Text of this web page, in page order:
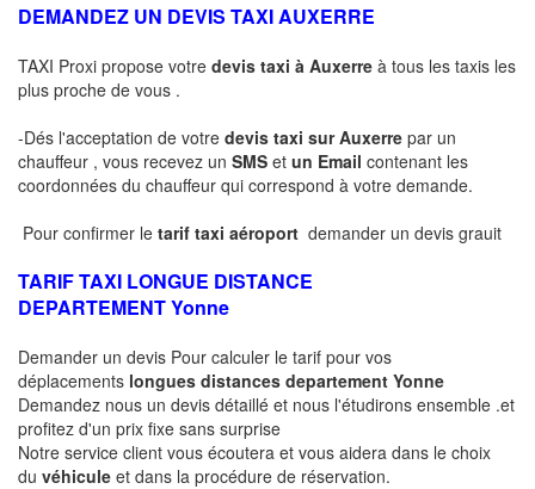
DEMANDEZ UN DEVIS TAXI AUXERRE
TAXI Proxi propose votre devis taxi à Auxerre à tous les taxis les
plus proche de vous .
-Dés l'acceptation de votre devis taxi sur Auxerre par un
chauffeur , vous recevez un SMS et un Email contenant les
coordonnées du chauffeur qui correspond à votre demande.
Pour confirmer le tarif taxi aéroport demander un devis grauit
TARIF TAXI LONGUE DISTANCE
DEPARTEMENTYonne
Demander un devis Pour calculer le tarif pour vos
déplacements longues distances departement Yonne
Demandez nous un devis détaillé et nous l'étudirons ensemble .et
profitez d'un prix fixe sans surprise
Notre service client vous écoutera et vous aidera dans le choix
du véhicule et dans la procédure de réservation.